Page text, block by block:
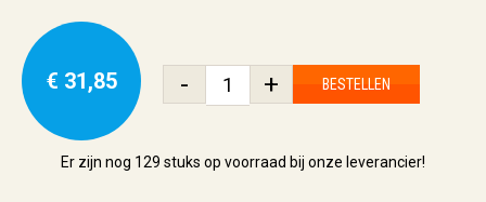
€ 31,85 - + BESTELLEN
Er zijn nog 129 stuks op voorraad bij onze leverancier!